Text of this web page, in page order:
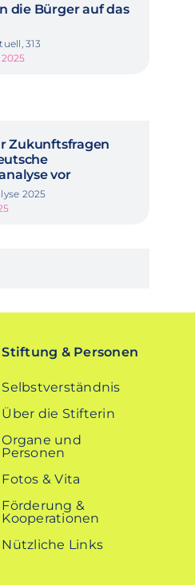
die Bürger auf das
313
Zukunftsfragen
vor
2025
Stiftung & Personen
Selbstverständnis
Über die Stifterin
Organe und
Personen
Fotos & Vita
Förderung &
Kooperationen
Nützliche Links